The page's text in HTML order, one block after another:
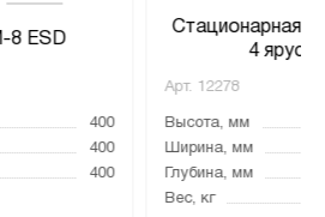
8 ESD
400
400
400
Стационарная
4
Арт. 12278
Высота, мм
Ширина, мм
Глубина, мм
Вес, кг